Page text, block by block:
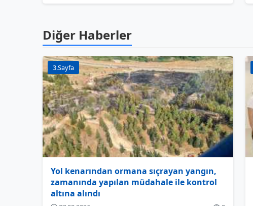
Diğer Haberler
3.Sayfa
Yol kenarından ormana sıçrayan yangın,
zamanında yapılan müdahale ile kontrol
altına alındı